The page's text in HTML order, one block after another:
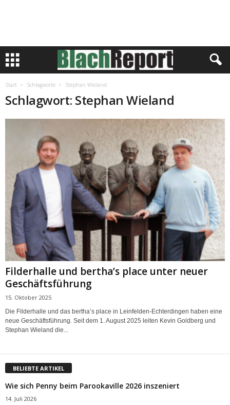
Start Schlagworte Stephan Wieland
Schlagwort: Stephan Wieland
Filderhalle und bertha’s place unter neuer
Geschäftsführung
15. Oktober 2025
Die Filderhalle und das bertha’s place in Leinfelden-Echterdingen haben eine
neue Geschäftsführung. Seit dem 1. August 2025 leiten Kevin Goldberg und
Stephan Wieland die...
BELIEBTE ARTIKEL
Wie sich Penny beim Parookaville 2026 inszeniert
14. Juli 2026